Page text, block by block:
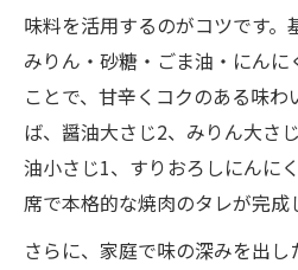
味料を活用するのがコツです。
みりん・砂糖・ごま油・にん
ことで、甘辛くコクのある味
ば、醤油大さじ2、みりん大さ
油小さじ1、すりおろしにんに
席で本格的な焼肉のタレが完成
さらに、家庭で味の深みを出